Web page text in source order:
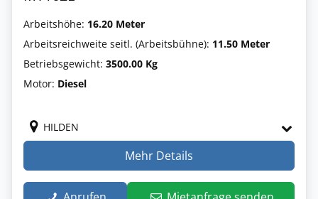
Arbeitshöhe: 16.20 Meter
Arbeitsreichweite seitl. (Arbeitsbühne): 11.50 Meter
Betriebsgewicht: 3500.00 Kg
Motor: Diesel
HILDEN
Mehr Details